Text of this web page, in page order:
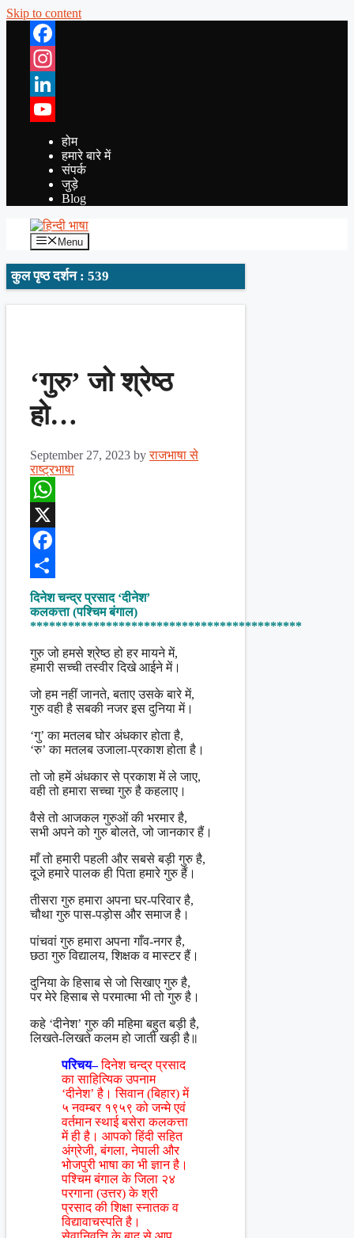
Skip to content
Facebook
Instagram
LinkedIn
YouTube
होम
हमारे बारे में
संपर्क
जुड़े
Blog
Menu
कुल पृष्ठ दर्शन : 539
‘गुरु’ जो श्रेष्ठ
हो…
September 27, 2023 byराजभाषा से
राष्ट्रभाषा
WhatsApp
X
Facebook
Share
दिनेश चन्द्र प्रसाद ‘दीनेश’
कलकत्ता (पश्चिम बंगाल)
*******************************************
गुरु जो हमसे श्रेष्ठ हो हर मायने में,
हमारी सच्ची तस्वीर दिखे आईने में।
जो हम नहीं जानते, बताए उसके बारे में,
गुरु वही है सबकी नजर इस दुनिया में।
‘गु’ का मतलब घोर अंधकार होता है,
‘रु’ का मतलब उजाला-प्रकाश होता है।
तो जो हमें अंधकार से प्रकाश में ले जाए,
वही तो हमारा सच्चा गुरु है कहलाए।
वैसे तो आजकल गुरुओं की भरमार है,
सभी अपने को गुरु बोलते, जो जानकार हैं।
माँ तो हमारी पहली और सबसे बड़ी गुरु है,
दूजे हमारे पालक ही पिता हमारे गुरु हैं।
तीसरा गुरु हमारा अपना घर-परिवार है,
चौथा गुरु पास-पड़ोस और समाज है।
पांचवां गुरु हमारा अपना गाँव-नगर है,
छठा गुरु विद्यालय, शिक्षक व मास्टर हैं।
दुनिया के हिसाब से जो सिखाए गुरु है,
पर मेरे हिसाब से परमात्मा भी तो गुरु है।
कहे ‘दीनेश’ गुरु की महिमा बहुत बड़ी है,
लिखते-लिखते कलम हो जाती खड़ी है॥
परिचय– दिनेश चन्द्र प्रसाद
का साहित्यिक उपनाम
‘दीनेश’ है। सिवान (बिहार) में
५ नवम्बर १९५९ को जन्मे एवं
वर्तमान स्थाई बसेरा कलकत्ता
में ही है। आपको हिंदी सहित
अंग्रेजी, बंगला, नेपाली और
भोजपुरी भाषा का भी ज्ञान है।
पश्चिम बंगाल के जिला २४
परगाना (उत्तर) के श्री
प्रसाद की शिक्षा स्नातक व
विद्यावाचस्पति है।